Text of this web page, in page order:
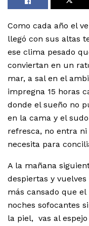
Como cada año el
llegó con sus altas
ese clima pesado
conviertan en un
mar, a sal en el
impregna 15 horas
donde el sueño no
en la cama y el
refresca, no entra
necesita para
A la mañana
despiertas y
más cansado que
noches sofocantes
la piel, vas al